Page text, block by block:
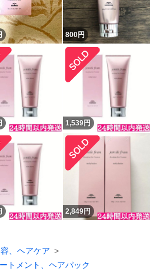
800円
1,539円
2,849円
、ヘアケア
ートメント、ヘアパック